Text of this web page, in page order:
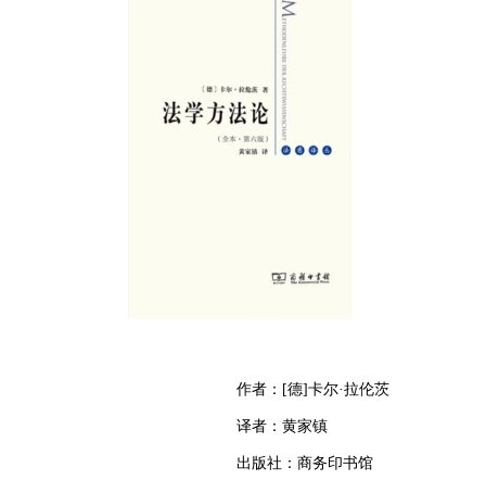
作者： [德]卡尔·拉伦茨
译者：黄家镇
出版社：商务印书馆